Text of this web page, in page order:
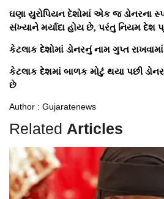
ઘણા યુરોપિયન દેશોમાં એક જ ડોનરના
સંખ્યાને મર્યાદા હોય છે, પરંતુ નિયમ દેશ
કેટલાક દેશોમાં ડોનરનું નામ ગુપ્ત
કેટલાક દેશમાં બાળક મોટું થયા પછી
છે
Author : Gujaratenews
Related Articles